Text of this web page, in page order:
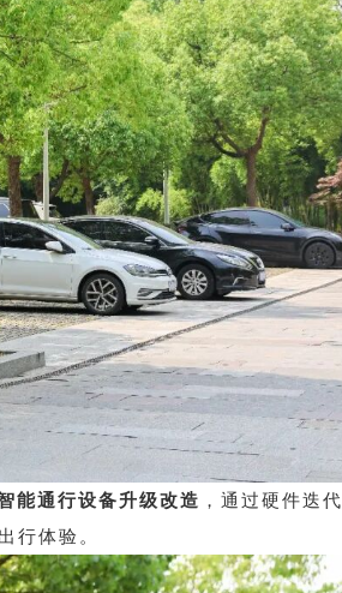
能通行设备升级改造 ，通过硬件迭代
行体验。